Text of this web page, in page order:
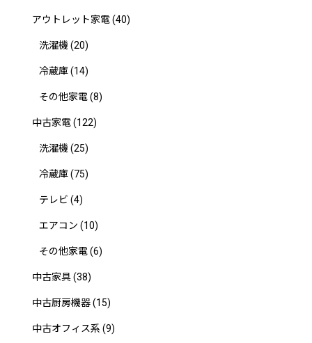
アウトレット家電(40)
洗濯機 (20)
冷蔵庫(14)
その他家電(8)
中古家電(122)
洗濯機 (25)
冷蔵庫(75)
テレビ (4)
エアコン (10)
その他家電(6)
中古家具(38)
中古厨房機器(15)
中古オフィス系 (9)